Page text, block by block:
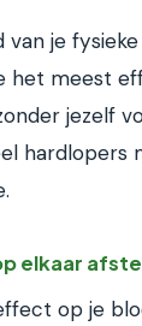
je
het meest
jezelf
elkaar
op je